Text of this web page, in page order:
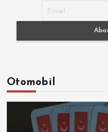
Otomobil